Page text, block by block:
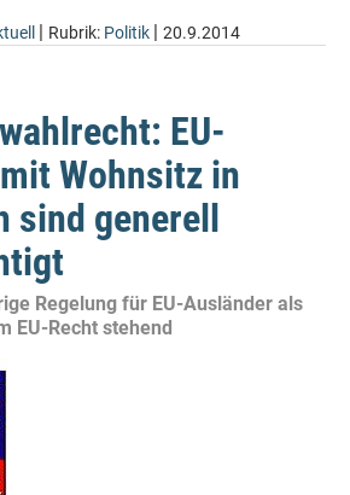
| Rubrik: Politik | 20.9.2014
EU-
Wohnsitz in
sind generell
Regelung für EU-Ausländer als
EU-Recht stehend